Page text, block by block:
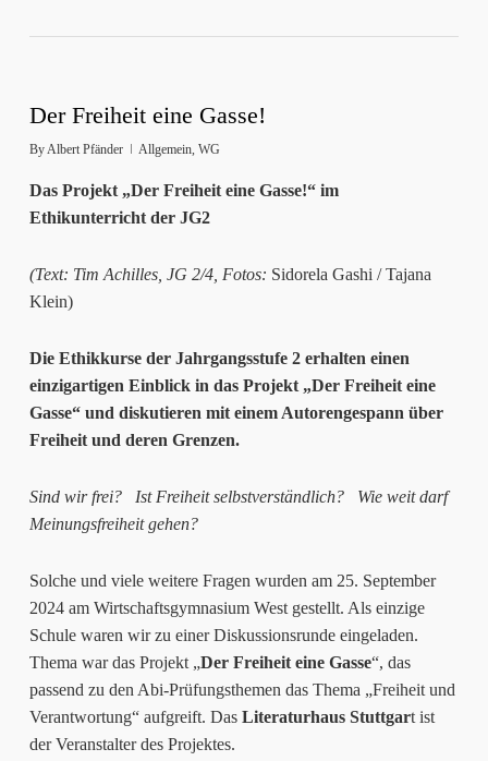
Der Freiheit eine Gasse!
ByAlbert Pfänder Allgemein, WG
Das Projekt „Der Freiheit eine Gasse!“ im
Ethikunterricht der JG2
(Text: Tim Achilles, JG 2/4, Fotos: Sidorela Gashi / Tajana
Klein)
Die Ethikkurse der Jahrgangsstufe 2 erhalten einen
einzigartigen Einblick in das Projekt „Der Freiheit eine
Gasse“ und diskutieren mit einem Autorengespann über
Freiheit und deren Grenzen.
Sind wir frei? Ist Freiheit selbstverständlich? Wie weit darf
Meinungsfreiheit gehen?
Solche und viele weitere Fragen wurden am 25. September
2024 am Wirtschaftsgymnasium West gestellt. Als einzige
Schule waren wir zu einer Diskussionsrunde eingeladen.
Thema war das Projekt „Der Freiheit eine Gasse“, das
passend zu den Abi-Prüfungsthemen das Thema „Freiheit und
Verantwortung“ aufgreift. Das Literaturhaus Stuttgart ist
der Veranstalter des Projektes.